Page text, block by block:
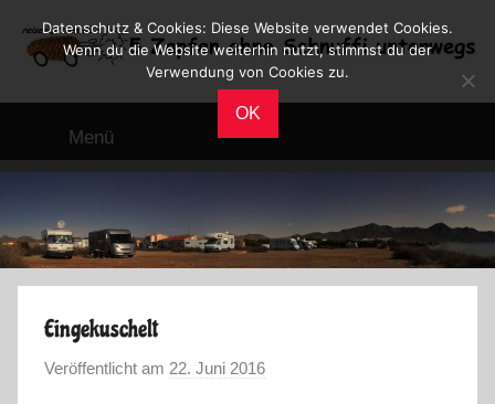
Inhalt
Reiseblog
im
Menü
Eingekuschelt
Veröffentlicht am 22. Juni 2016
Datenschutz & Cookies: Diese Website verwendet Cookies.
Wenn du die Website weiterhin nutzt, stimmst du der
Verwendung von Cookies zu.
OK